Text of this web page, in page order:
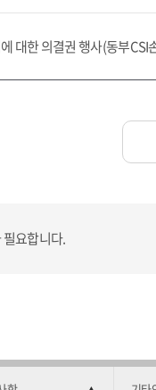
대한 의결권 행사(동부CSI
필요합니다.